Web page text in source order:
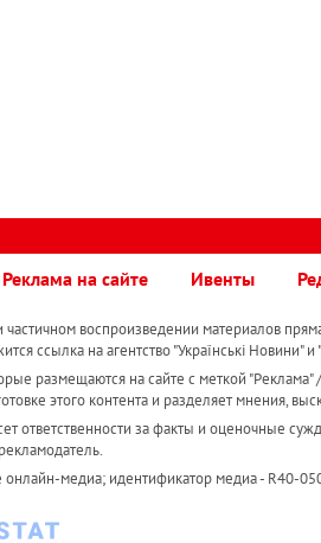
Реклама на сайте Ивенты
воспроизведении материалов
ссылка на агентство "Українськi Новини"
размещаются на сайте с меткой
этого контента и разделяет мнения,
ответственности за факты и оценочные
онлайн-медиа; идентификатор медиа - R40-